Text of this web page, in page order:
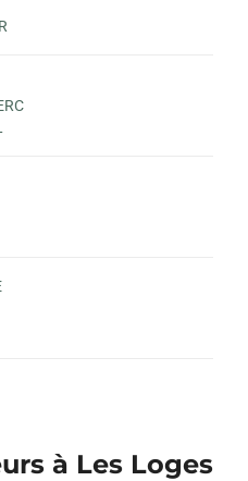
à Les Loges